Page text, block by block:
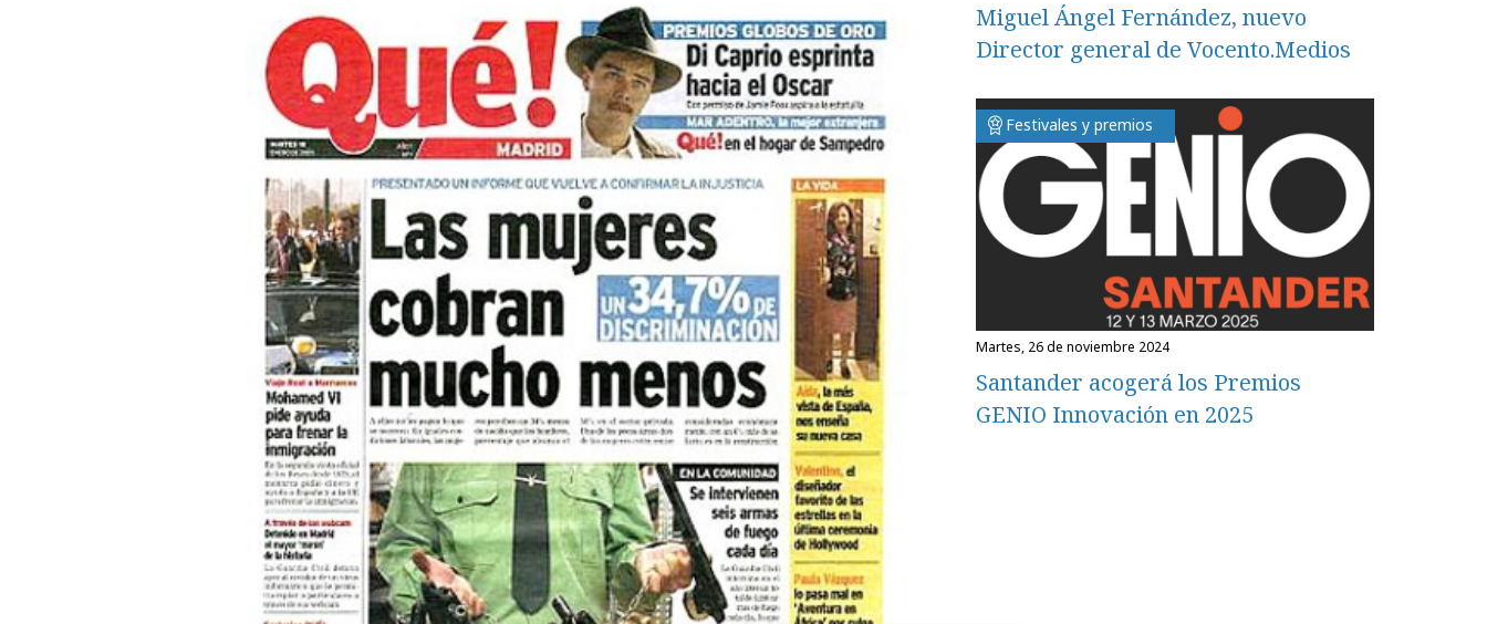
Miguel Ángel Fernández, nuevo
Director general de Vocento.Medios
Festivales y premios
martes, 26 de noviembre 2024
Santander acogerá los Premios
GENIO Innovación en 2025